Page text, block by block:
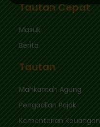
Tautan Cepat
Masuk
Berita
Tautan
Mahkamah Agung
Pengadilan Pajak
Kementerian Keuangan